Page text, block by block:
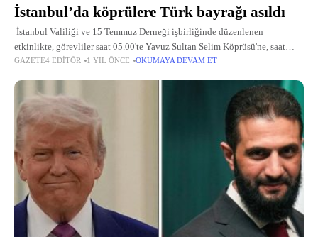
İstanbul’da köprülere Türk bayrağı asıldı
İstanbul Valiliği ve 15 Temmuz Derneği işbirliğinde düzenlenen
etkinlikte, görevliler saat 05.00'te Yavuz Sultan Selim Köprüsü'ne, saat
07.00'de Fatih Sultan Mehmet Köprüsü'ne, saat 11.00'de ise 15 Temmuz
GAZETE4 EDITÖR 1 YIL ÖNCE OKUMAYA DEVAM ET